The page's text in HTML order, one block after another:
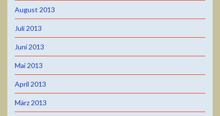
August 2013
Juli 2013
Juni 2013
Mai 2013
April 2013
März 2013